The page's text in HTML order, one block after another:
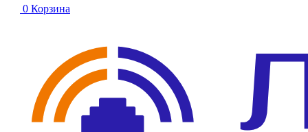
0 Корзина